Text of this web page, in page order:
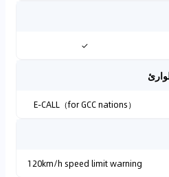
✓
E-CALL（for GCC nations）
120km/h speed limit warning